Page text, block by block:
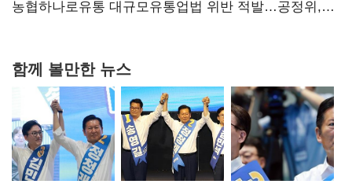
불만 확산
농협하나로유통 대규모유통업법 위반 적발…공정위,
함께 볼만한 뉴스